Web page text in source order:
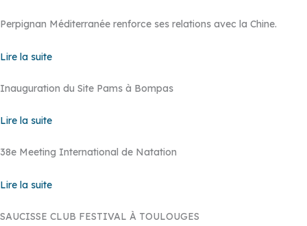
Perpignan Méditerranée renforce ses relations avec la Chine.
Lire la suite
Inauguration du Site Pams à Bompas
Lire la suite
38e Meeting International de Natation
Lire la suite
SAUCISSE CLUB FESTIVAL À TOULOUGES